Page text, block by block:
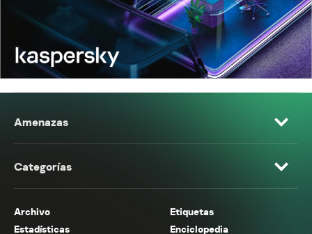
Amenazas
Categorías
Archivo
Etiquetas
Estadísticas
Enciclopedia